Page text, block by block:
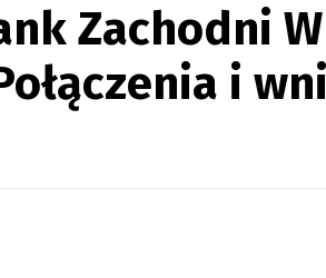
Zachodni
i